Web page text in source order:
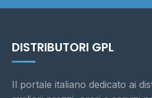
DISTRIBUTORI GPL
Il portale italiano dedicato ai